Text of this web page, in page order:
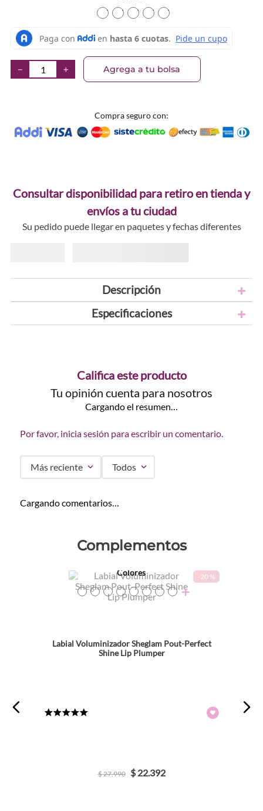
TEXTURA_41554098211
TEXTURA_41554098228
TEXTURA_41554098235
TEXTURA_41554098242
＋
－ Agrega a tu bolsa
Compra seguro con:
Consultar disponibilidad para retiro en tienda y
envíos a tu ciudad
Su pedido puede llegar en paquetes y fechas diferentes
Descripción
Especificaciones
Califica este producto
Tu opinión cuenta para nosotros
Cargando el resumen…
Por favor, inicia sesión para escribir un comentario.
Más reciente Todos
Cargando comentarios…
Complementos
-20 %
Colores
Labial Voluminizador Sheglam Pout-Perfect
Shine Lip Plumper
$27.990 $ 22.392